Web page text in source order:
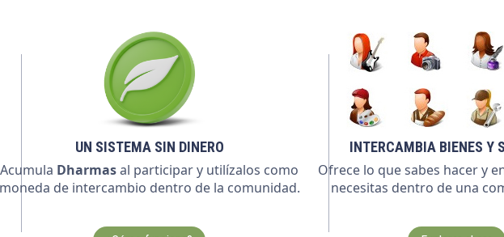
UN SISTEMA SIN DINERO
Acumula Dharmasal participar y utilízalos como
moneda de intercambio dentro de la comunidad.
INTERCAMBIA BIENES Y
Ofrece lo que sabes hacer y
necesitas dentro de una